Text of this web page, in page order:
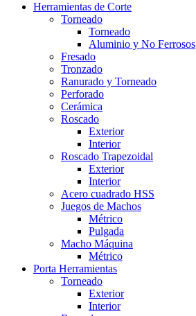
Herramientas de Corte
Torneado
Torneado
Aluminio y No Ferrosos
Fresado
Tronzado
Ranurado y Torneado
Perforado
Cerámica
Roscado
Exterior
Interior
Roscado Trapezoidal
Exterior
Interior
Acero cuadrado HSS
Juegos de Machos
Métrico
Pulgada
Macho Máquina
Métrico
Porta Herramientas
Torneado
Exterior
Interior